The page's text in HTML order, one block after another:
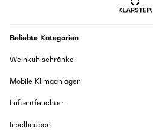
Beliebte Kategorien
Weinkühlschränke
Mobile Klimaanlagen
Luftentfeuchter
Inselhauben